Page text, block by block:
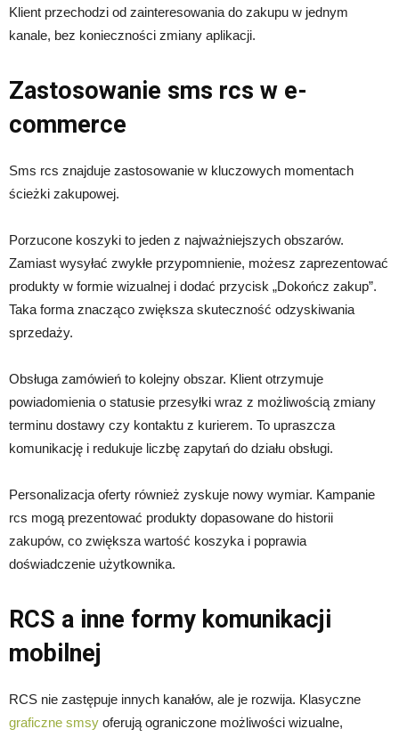
Klient przechodzi od zainteresowania do zakupu w jednym
kanale, bez konieczności zmiany aplikacji.
Zastosowanie sms rcs w e-
commerce
Sms rcs znajduje zastosowanie w kluczowych momentach
ścieżki zakupowej.
Porzucone koszyki to jeden z najważniejszych obszarów.
Zamiast wysyłać zwykłe przypomnienie, możesz zaprezentować
produkty w formie wizualnej i dodać przycisk „Dokończ zakup”.
Taka forma znacząco zwiększa skuteczność odzyskiwania
sprzedaży.
Obsługa zamówień to kolejny obszar. Klient otrzymuje
powiadomienia o statusie przesyłki wraz z możliwością zmiany
terminu dostawy czy kontaktu z kurierem. To upraszcza
komunikację i redukuje liczbę zapytań do działu obsługi.
Personalizacja oferty również zyskuje nowy wymiar. Kampanie
rcs mogą prezentować produkty dopasowane do historii
zakupów, co zwiększa wartość koszyka i poprawia
doświadczenie użytkownika.
RCS a inne formy komunikacji
mobilnej
RCS nie zastępuje innych kanałów, ale je rozwija. Klasyczne
graficzne smsy oferują ograniczone możliwości wizualne,